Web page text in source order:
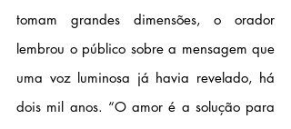
tomam grandes dimensões, o orador
lembrou o público sobre a mensagem que
uma voz luminosa já havia revelado, há
dois mil anos. “O amor é a solução para